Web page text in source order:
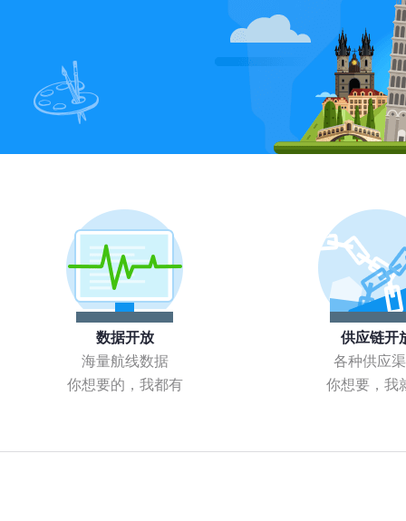
数据开放
海量航线数据
你想要的，我都有
供应链开
各种供应
你想要，我